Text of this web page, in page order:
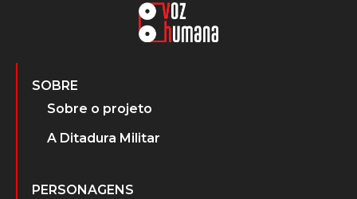
SOBRE
Sobre o projeto
A Ditadura Militar
PERSONAGENS